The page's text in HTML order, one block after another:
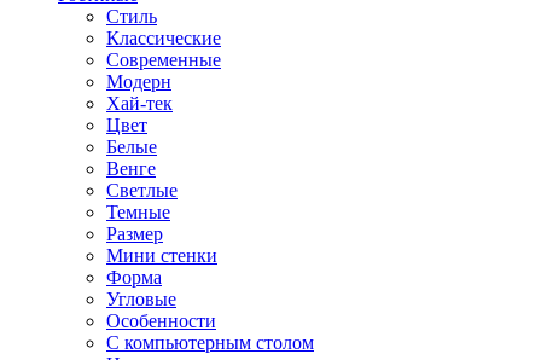
Стиль
Классические
Современные
Модерн
Хай-тек
Цвет
Белые
Венге
Светлые
Темные
Размер
Мини стенки
Форма
Угловые
Особенности
С компьютерным столом